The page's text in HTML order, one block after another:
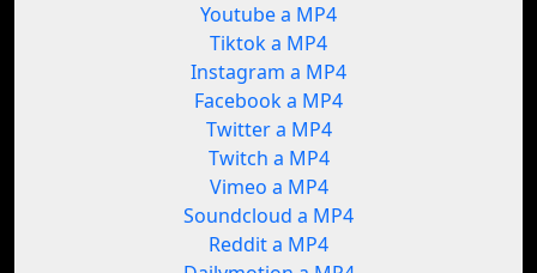
Youtube a MP4
Tiktok a MP4
Instagram a MP4
Facebook a MP4
Twitter a MP4
Twitch a MP4
Vimeo a MP4
Soundcloud a MP4
Reddit a MP4